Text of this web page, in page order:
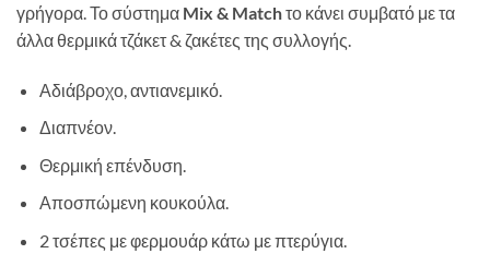
γρήγορα. Το σύστημα Mix & Matchτο κάνει συμβατό με τα
άλλα θερμικά τζάκετ & ζακέτες της συλλογής.
Αδιάβροχο, αντιανεμικό.
Διαπνέον.
Θερμική επένδυση.
Αποσπώμενη κουκούλα.
2 τσέπες με φερμουάρ κάτω με πτερύγια.